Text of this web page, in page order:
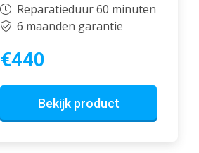
Reparatieduur 60 minuten
6 maanden garantie
€440
Bekijk product